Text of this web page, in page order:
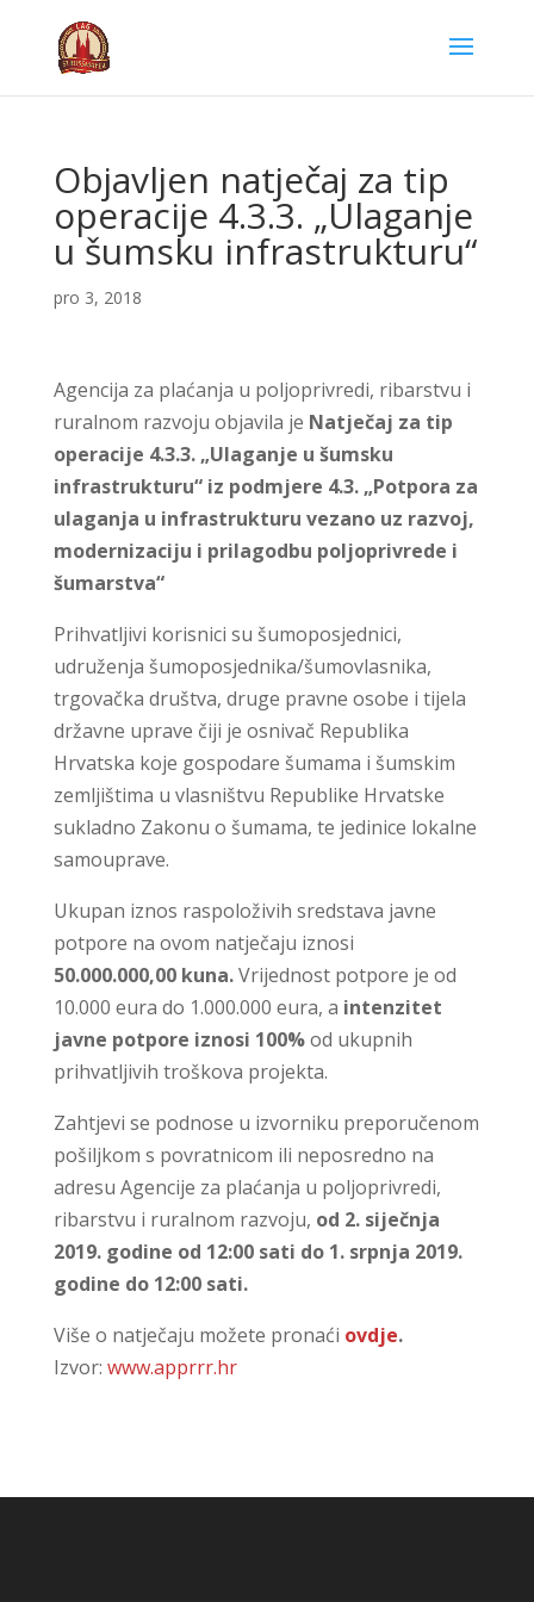
Objavljen natječaj za tip
operacije 4.3.3. „Ulaganje
u šumsku infrastrukturu“
pro 3, 2018
Agencija za plaćanja u poljoprivredi, ribarstvu i
ruralnom razvoju objavila je Natječaj za tip
operacije 4.3.3. „Ulaganje u šumsku
infrastrukturu“ iz podmjere 4.3. „Potpora za
ulaganja u infrastrukturu vezano uz razvoj,
modernizaciju i prilagodbu poljoprivrede i
šumarstva“
Prihvatljivi korisnici su šumoposjednici,
udruženja šumoposjednika/šumovlasnika,
trgovačka društva, druge pravne osobe i tijela
državne uprave čiji je osnivač Republika
Hrvatska koje gospodare šumama i šumskim
zemljištima u vlasništvu Republike Hrvatske
sukladno Zakonu o šumama, te jedinice lokalne
samouprave.
Ukupan iznos raspoloživih sredstava javne
potpore na ovom natječaju iznosi
50.000.000,00 kuna.Vrijednost potpore je od
10.000 eura do 1.000.000 eura, a intenzitet
javne potpore iznosi 100%od ukupnih
prihvatljivih troškova projekta.
Zahtjevi se podnose u izvorniku preporučenom
pošiljkom s povratnicom ili neposredno na
adresu Agencije za plaćanja u poljoprivredi,
ribarstvu i ruralnom razvoju, od 2. siječnja
2019. godine od 12:00 sati do 1. srpnja 2019.
godine do 12:00 sati.
Više o natječaju možete pronaći ovdje.
Izvor: www.apprrr.hr